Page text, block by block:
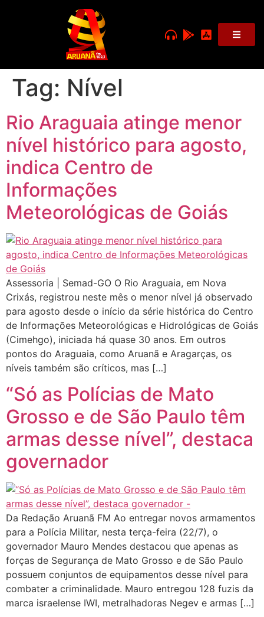
Tag: Nível
Rio Araguaia atinge menor
nível histórico para agosto,
indica Centro de
Informações
Meteorológicas de Goiás
Assessoria | Semad-GO O Rio Araguaia, em Nova
Crixás, registrou neste mês o menor nível já observado
para agosto desde o início da série histórica do Centro
de Informações Meteorológicas e Hidrológicas de Goiás
(Cimehgo), iniciada há quase 30 anos. Em outros
pontos do Araguaia, como Aruanã e Aragarças, os
níveis também são críticos, mas […]
“Só as Polícias de Mato
Grosso e de São Paulo têm
armas desse nível”, destaca
governador
Da Redação Aruanã FM Ao entregar novos armamentos
para a Polícia Militar, nesta terça-feira (22/7), o
governador Mauro Mendes destacou que apenas as
forças de Segurança de Mato Grosso e de São Paulo
possuem conjuntos de equipamentos desse nível para
combater a criminalidade. Mauro entregou 128 fuzis da
marca israelense IWI, metralhadoras Negev e armas […]